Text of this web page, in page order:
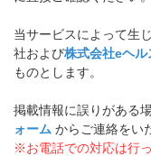
当サービスによって生
社および株式会社eヘル
ものとします。
掲載情報に誤りがある
ォーム からご連絡をい
※お電話での対応は行